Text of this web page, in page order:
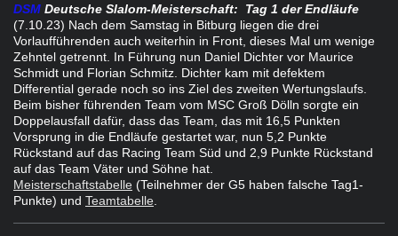
DSM Deutsche Slalom-Meisterschaft:
Tag 1 der Endläufe
(7.10.23) Nach dem Samstag in Bitburg liegen die drei
Vorlaufführenden auch weiterhin in Front, dieses Mal um wenige
Zehntel getrennt. In Führung nun Daniel Dichter vor Maurice
Schmidt und Florian Schmitz. Dichter kam mit defektem
Differential gerade noch so ins Ziel des zweiten Wertungslaufs.
Beim bisher führenden Team vom MSC Groß Dölln sorgte ein
Doppelausfall dafür, dass das Team, das mit 16,5 Punkten
Vorsprung in die Endläufe gestartet war, nun 5,2 Punkte
Rückstand auf das Racing Team Süd und 2,9 Punkte Rückstand
auf das Team Väter und Söhne hat.
Meisterschaftstabelle (Teilnehmer der G5 haben falsche Tag1-
Punkte) und Teamtabelle